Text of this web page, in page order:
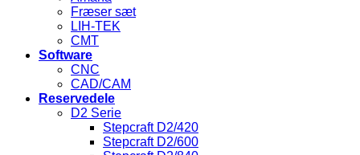
Fræser sæt
LIH-TEK
CMT
Software
CNC
CAD/CAM
Reservedele
D2 Serie
Stepcraft D2/420
Stepcraft D2/600